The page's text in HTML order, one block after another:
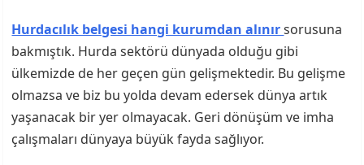
Hurdacılık belgesi hangi kurumdan alınırsorusuna
bakmıştık. Hurda sektörü dünyada olduğu gibi
ülkemizde de her geçen gün gelişmektedir. Bu gelişme
olmazsa ve biz bu yolda devam edersek dünya artık
yaşanacak bir yer olmayacak. Geri dönüşüm ve imha
çalışmaları dünyaya büyük fayda sağlıyor.